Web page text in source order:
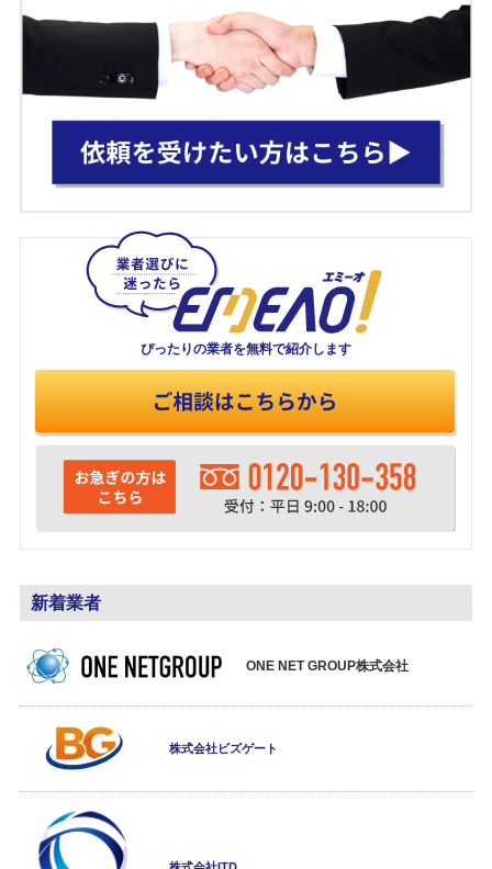
ぴったりの業者を無料で紹介します
新着業者
ONE NET GROUP株式会社
株式会社ビズゲート